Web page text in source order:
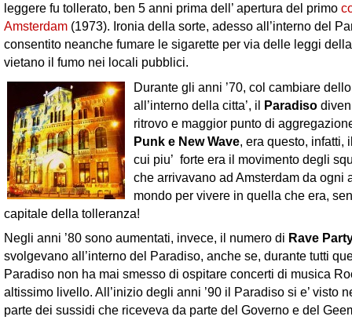
leggere fu tollerato, ben 5 anni prima dell’ apertura del primo
Amsterdam (1973). Ironia della sorte, adesso all’interno del
consentito neanche fumare le sigarette per via delle leggi
vietano il fumo nei locali pubblici.
Durante gli anni ’70, col cambiare
all’interno della citta’, il Paradiso
ritrovo e maggior punto di
Punk e New Wave, era questo, infatti,
cui piu’ forte era il movimento degli
che arrivavano ad Amsterdam da ogni
mondo per vivere in quella che era,
capitale della tolleranza!
Negli anni ’80 sono aumentati, invece, il numero di Rave
svolgevano all’interno del Paradiso, anche se, durante tutti
Paradiso non ha mai smesso di ospitare concerti di musica
altissimo livello. All’inizio degli anni ’90 il Paradiso si e’ visto
parte dei sussidi che riceveva da parte del Governo e del